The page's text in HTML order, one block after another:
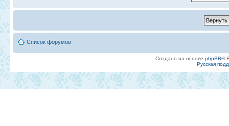
Список форумов
Создано на основе phpBB®
Русская